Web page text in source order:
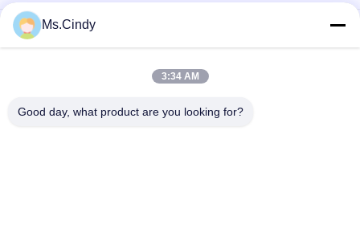
CF 9,5" DES COLUMBIUM-CFB x 11" NCR-Papier des
selbstdurchschreibenden Papiers für Thermal-Drucker klären
Bild
Biologisch abbaubares synthetisches Steinpapier 160um
Ms.Cindy
3:34 AM
Good day, what product are you looking for?